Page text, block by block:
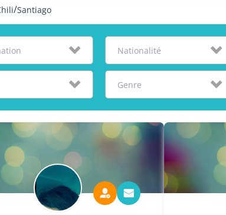
/Santiago
Nationalité
Genre